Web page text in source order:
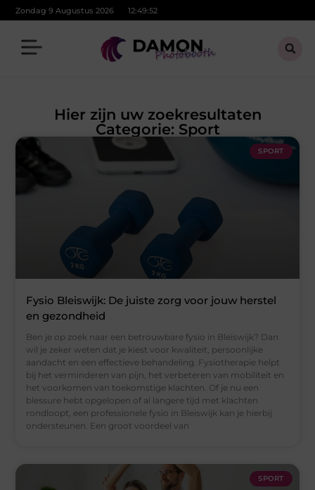
Zondag 9 Augustus 2026 12:49:53
Hier zijn uw zoekresultaten
Categorie: Sport
SPORT
Fysio Bleiswijk: De juiste zorg voor jouw herstel
en gezondheid
Ben je op zoek naar een betrouwbare fysio in Bleiswijk? Dan
wil je zeker weten dat je kiest voor kwaliteit, persoonlijke
aandacht en een effectieve behandeling. Fysiotherapie helpt
bij het verminderen van pijn, het verbeteren van mobiliteit en
het voorkomen van toekomstige klachten. Of je nu een
blessure hebt opgelopen of al langere tijd met klachten
rondloopt, een professionele fysio in Bleiswijk kan je hierbij
ondersteunen. Een groot voordeel van
SPORT